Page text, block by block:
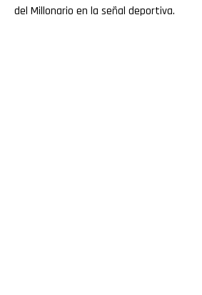
del Millonario en la señal deportiva.